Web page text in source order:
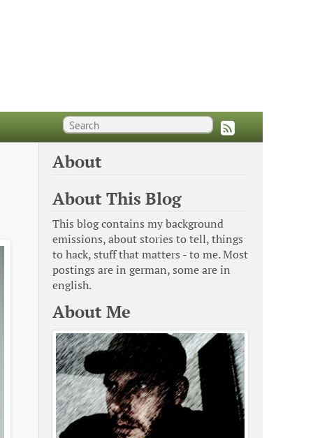
About
About This Blog
This blog contains my background
emissions, about stories to tell, things
to hack, stuff that matters - to me. Most
postings are in german, some are in
english.
About Me